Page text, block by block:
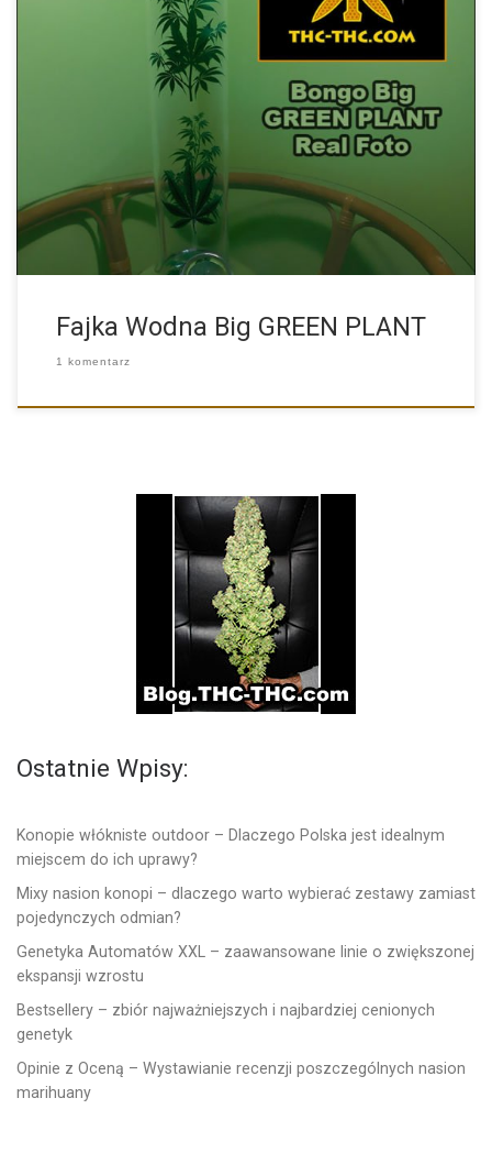
Fajka wodna – Bongo Big GREEN PLANT to przepiękna fajka […]
Fajka Wodna Big GREEN PLANT
1 komentarz
Ostatnie Wpisy:
Konopie włókniste outdoor – Dlaczego Polska jest idealnym
miejscem do ich uprawy?
Mixy nasion konopi – dlaczego warto wybierać zestawy zamiast
pojedynczych odmian?
Genetyka Automatów XXL – zaawansowane linie o zwiększonej
ekspansji wzrostu
Bestsellery – zbiór najważniejszych i najbardziej cenionych
genetyk
Opinie z Oceną – Wystawianie recenzji poszczególnych nasion
marihuany